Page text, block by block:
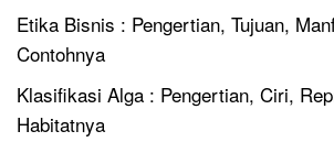
Etika Bisnis : Pengertian, Tujuan,
Contohnya
Klasifikasi Alga : Pengertian, Ciri,
Habitatnya